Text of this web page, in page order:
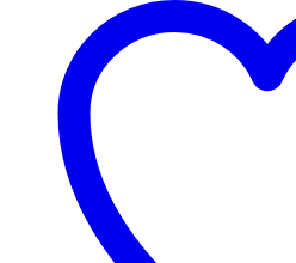
R$ 30,00.
R$ 22,50.